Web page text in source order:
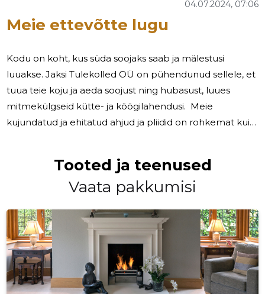
Meie ettevõtte lugu
04.07.2024, 07:06
Kodu on koht, kus süda soojaks saab ja mälestusi
luuakse. Jaksi Tulekolled OÜ on pühendunud sellele, et
tuua teie koju ja aeda soojust ning hubasust, luues
mitmekülgseid kütte- ja köögilahendusi. Meie
kujundatud ja ehitatud ahjud ja pliidid on rohkemat kui
Olenemata sellest, kas soovite traditsioonilist
kaminaahju või kaasaegset pliiti, pakume
ja stiilile. Meie ekspertide meisterdatud kaminate ja
korstnatega saate muuta oma eluruumi
Tooted ja teenused
Vaata pakkumisi